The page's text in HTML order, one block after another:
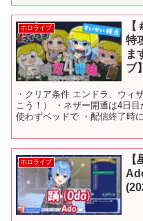
ホロライブ
特
ま
ブ】
・クリア条件 エンドラ、ウィ
こう！） ・ネザー開通は4日
使わずベッドで ・配信終了時
ホロライブ